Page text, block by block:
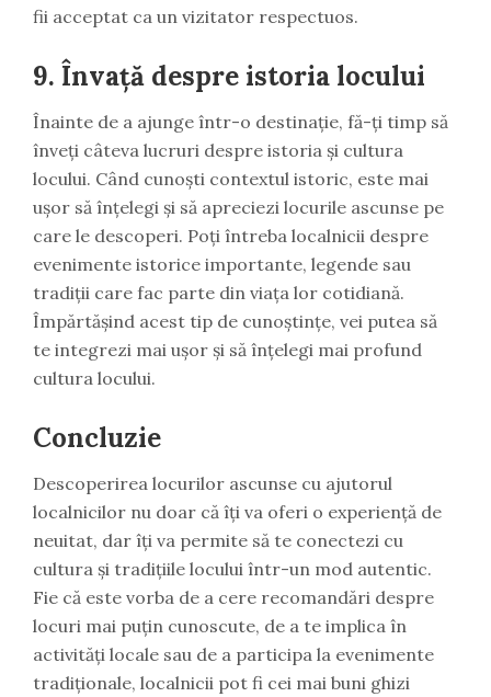
fii acceptat ca un vizitator respectuos.
9. Învață despre istoria locului
Înainte de a ajunge într-o destinație, fă-ți timp să
înveți câteva lucruri despre istoria și cultura
locului. Când cunoști contextul istoric, este mai
ușor să înțelegi și să apreciezi locurile ascunse pe
care le descoperi. Poți întreba localnicii despre
evenimente istorice importante, legende sau
tradiții care fac parte din viața lor cotidiană.
Împărtășind acest tip de cunoștințe, vei putea să
te integrezi mai ușor și să înțelegi mai profund
cultura locului.
Concluzie
Descoperirea locurilor ascunse cu ajutorul
localnicilor nu doar că îți va oferi o experiență de
neuitat, dar îți va permite să te conectezi cu
cultura și tradițiile locului într-un mod autentic.
Fie că este vorba de a cere recomandări despre
locuri mai puțin cunoscute, de a te implica în
activități locale sau de a participa la evenimente
tradiționale, localnicii pot fi cei mai buni ghizi